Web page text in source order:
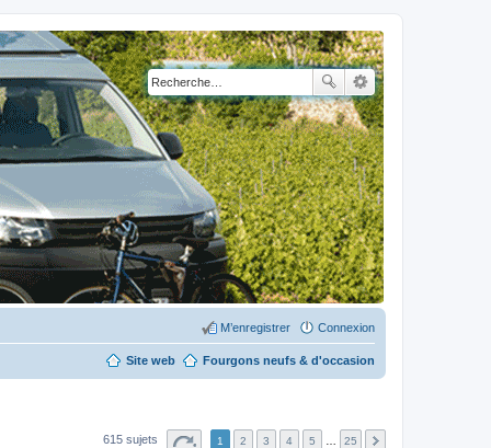
Connexion
M’enregistrer
Fourgons neufs & d'occasion
Site web
615 sujets 1 2 3 4 5 25